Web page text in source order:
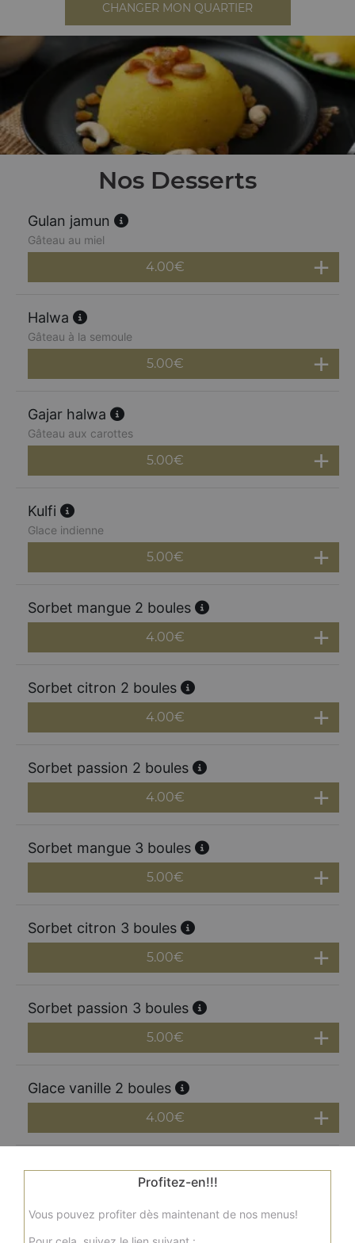
CHANGER MON QUARTIER
Nos Desserts
Gulan jamun
Gâteau au miel
4.00€
Halwa
Gâteau à la semoule
5.00€
Gajar halwa
Gâteau aux carottes
5.00€
Kulfi
Glace indienne
5.00€
Sorbet mangue 2 boules
4.00€
Sorbet citron 2 boules
4.00€
Sorbet passion 2 boules
4.00€
Sorbet mangue 3 boules
5.00€
Sorbet citron 3 boules
5.00€
Sorbet passion 3 boules
5.00€
Glace vanille 2 boules
4.00€
Glace coco 2 boules
Profitez-en!!!
Vous pouvez profiter dès maintenant de nos menus!